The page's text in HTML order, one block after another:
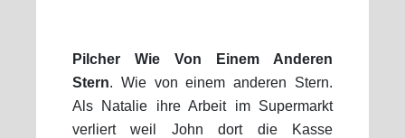
Pilcher Wie Von Einem Anderen
Stern. Wie von einem anderen Stern.
Als Natalie ihre Arbeit im Supermarkt
verliert weil John dort die Kasse